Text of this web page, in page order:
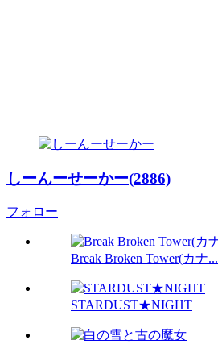
しーんーせーかー(2886)
フォロー
Break Broken Tower(カナ...
STARDUST★NIGHT